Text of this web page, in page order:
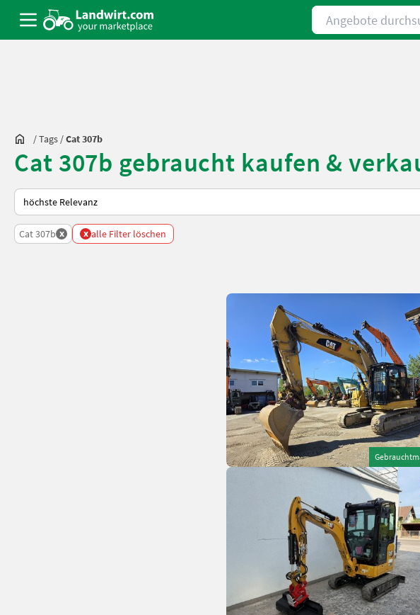
Angebote durchsuchen
/Tags /Cat 307b
Cat 307b gebraucht kaufen &
So wird auf Landwirt.com sortiert
Cat 307b x x alle Filter löschen